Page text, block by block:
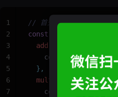
// 首先定义一个事件池
const
  add
    console
.log("总和:
  },
  multip
, y) {
    console
. log("乘积:
1
2
3
4
5
6
7